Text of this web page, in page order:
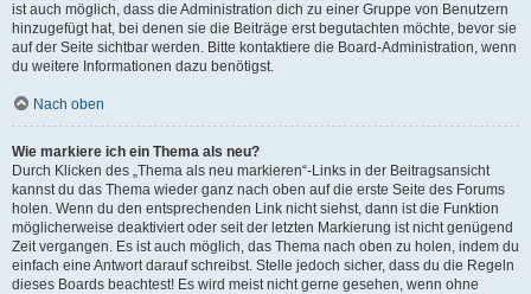
ist auch möglich, dass die Administration dich zu einer Gruppe von Benutzern
hinzugefügt hat, bei denen sie die Beiträge erst begutachten möchte, bevor sie
auf der Seite sichtbar werden. Bitte kontaktiere die Board-Administration, wenn
du weitere Informationen dazu benötigst.
Nach oben
Wie markiere ich ein Thema als neu?
Durch Klicken des „Thema als neu markieren“-Links in der Beitragsansicht
kannst du das Thema wieder ganz nach oben auf die erste Seite des Forums
holen. Wenn du den entsprechenden Link nicht siehst, dann ist die Funktion
möglicherweise deaktiviert oder seit der letzten Markierung ist nicht genügend
Zeit vergangen. Es ist auch möglich, das Thema nach oben zu holen, indem du
einfach eine Antwort darauf schreibst. Stelle jedoch sicher, dass du die Regeln
dieses Boards beachtest! Es wird meist nicht gerne gesehen, wenn ohne